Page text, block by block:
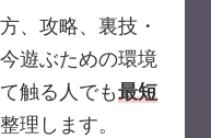
、攻略、裏技・
遊ぶための環境
触る人でも最短
理します。